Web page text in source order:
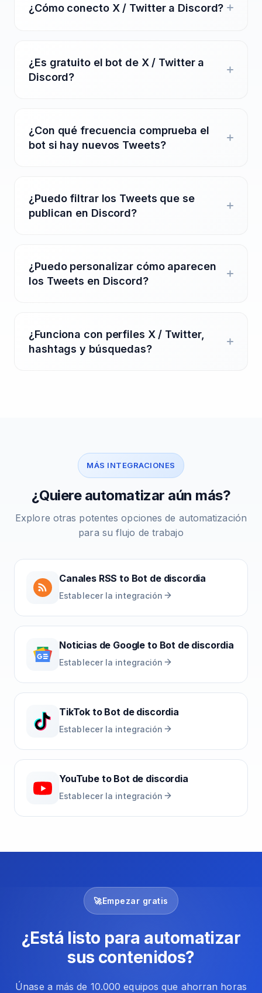
¿Cómo conecto X / Twitter a Discord?
¿Es gratuito el bot de X / Twitter a
Discord?
¿Con qué frecuencia comprueba el
bot si hay nuevos Tweets?
¿Puedo filtrar los Tweets que se
publican en Discord?
¿Puedo personalizar cómo aparecen
los Tweets en Discord?
¿Funciona con perfiles X / Twitter,
hashtags y búsquedas?
MÁS INTEGRACIONES
¿Quiere automatizar aún más?
Explore otras potentes opciones de automatización
para su flujo de trabajo
Canales RSS to Bot de discordia
Establecer la integración
Noticias de Google to Bot de discordia
Establecer la integración
TikTok to Bot de discordia
Establecer la integración
YouTubeto Bot de discordia
Establecer la integración
🚀Empezar gratis
¿Está listo para automatizar
sus contenidos?
Únase a más de 10.000 equipos que ahorran horas